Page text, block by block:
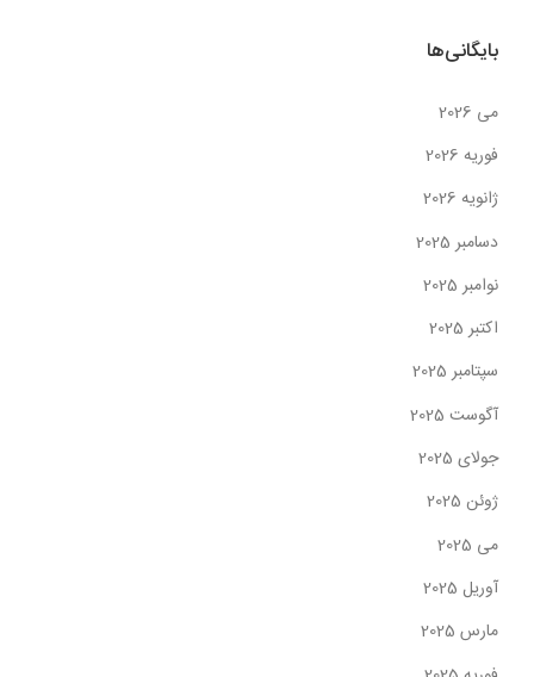
بایگانی‌ها
می 2026
فوریه 2026
ژانویه 2026
دسامبر 2025
نوامبر 2025
اکتبر 2025
سپتامبر 2025
آگوست 2025
جولای 2025
ژوئن 2025
می 2025
آوریل 2025
مارس 2025